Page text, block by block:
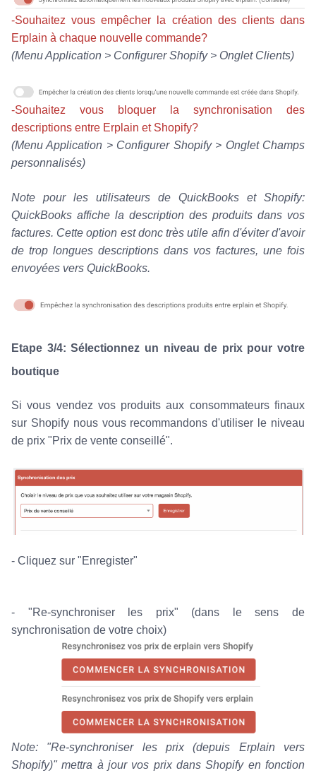
-Souhaitez vous empêcher la création des clients dans
Erplain à chaque nouvelle commande?
(Menu Application > Configurer Shopify > Onglet Clients)
-Souhaitez vous bloquer la synchronisation des
descriptions entre Erplain et Shopify?
(Menu Application > Configurer Shopify > Onglet Champs
personnalisés)
Note pour les utilisateurs de QuickBooks et Shopify:
QuickBooks affiche la description des produits dans vos
factures. Cette option est donc très utile afin d'éviter d'avoir
de trop longues descriptions dans vos factures, une fois
envoyées vers QuickBooks.
Etape 3/4: Sélectionnez un niveau de prix pour votre
boutique
Si vous vendez vos produits aux consommateurs finaux
sur Shopify nous vous recommandons d'utiliser le niveau
de prix "Prix de vente conseillé".
- Cliquez sur "Enregister"
- "Re-synchroniser les prix" (dans le sens de
synchronisation de votre choix)
Note: "Re-synchroniser les prix (depuis Erplain vers
Shopify)" mettra à jour vos prix dans Shopify en fonction